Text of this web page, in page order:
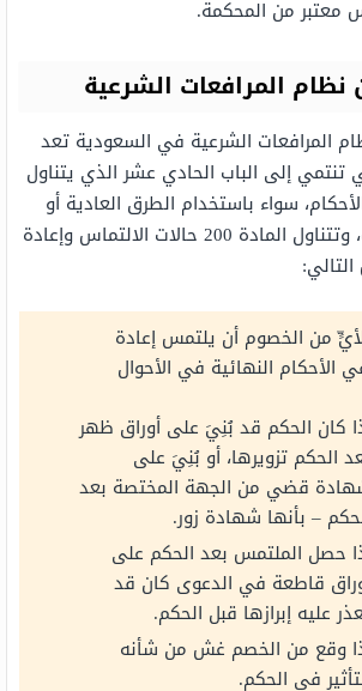
معتبر من المحكمة.
200 من نظام المرافعات الشرعية في السعودية تعد
تنتمي إلى الباب الحادي عشر الذي يتناول
سواء باستخدام الطرق العادية أو
من خلال الاستثناءات، وتتناول المادة 200 حالات الالتماس وإعادة
من الخصوم أن يلتمس إعادة
الأحكام النهائية في الأحوال
كان الحكم قد بُنِيَ على أوراق ظهر
الحكم تزويرها، أو بُنِيَ على
قضي من الجهة المختصة بعد
– بأنها شهادة زور.
حصل الملتمس بعد الحكم على
قاطعة في الدعوى كان قد
عليه إبرازها قبل الحكم.
وقع من الخصم غش من شأنه
في الحكم.